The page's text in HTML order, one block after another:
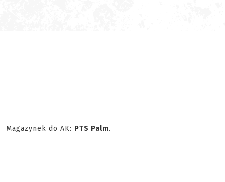
Magazynek do AK: PTS Palm.